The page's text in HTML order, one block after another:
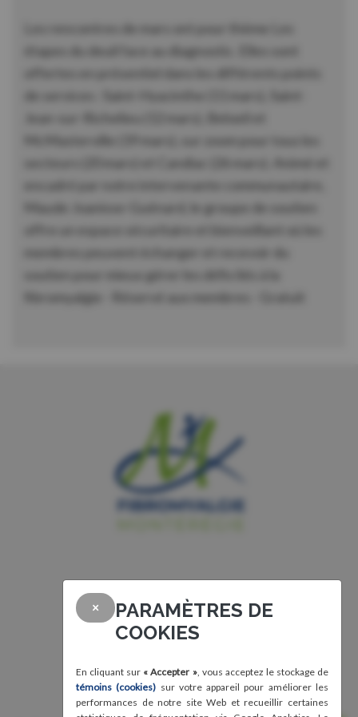
Les rencontres de mars ont pour thème Les
étapes du deuil face au diagnostic. Elles sont
offertes en présentiel dans les différents points
de services : Saint-Hyacinthe (11 mars), Saint-
Jean-sur-Richelieu (12 mars), Beloeil et
McMasterville (19 mars), sur zoom pour tous les
secteurs (20 mars) et Candiac (26 mars). Animé et
encadré par notre intervenante communautaire,
Maude Joanisse-Guénard, le groupe de soutien
offre un espace sécuritaire et bienveillant où les
membres peuvent échanger et recevoir du
soutien pour mieux gérer les défis liés à la
fibromyalgie - Réservé aux membres - Gratuit
×
PARAMÈTRES DE
COOKIES
En cliquant sur « Accepter », vous acceptez le stockage de
témoins (cookies) sur votre appareil pour améliorer les
performances de notre site Web et recueillir certaines